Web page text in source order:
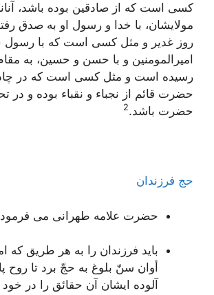
کسی است که از صادقین بوده باشد،
مولایشان، با خدا و رسول او به صدق
روز غدیر و مثل کسی است که با رسول
امیرالمومنین و با حسن و حسین، به
رسیده است و مثل کسی است که در
حضرت قائم از نجباء و نقباء بوده و در
حضرت باشد.2
حج فرزندان
حضرت علامه طهرانی می
بايد فرزندان را به هر طريق كه
أوان سنّ بلوغ به حجّ برد تا روح
آلوده ايشان آن حقائق را در